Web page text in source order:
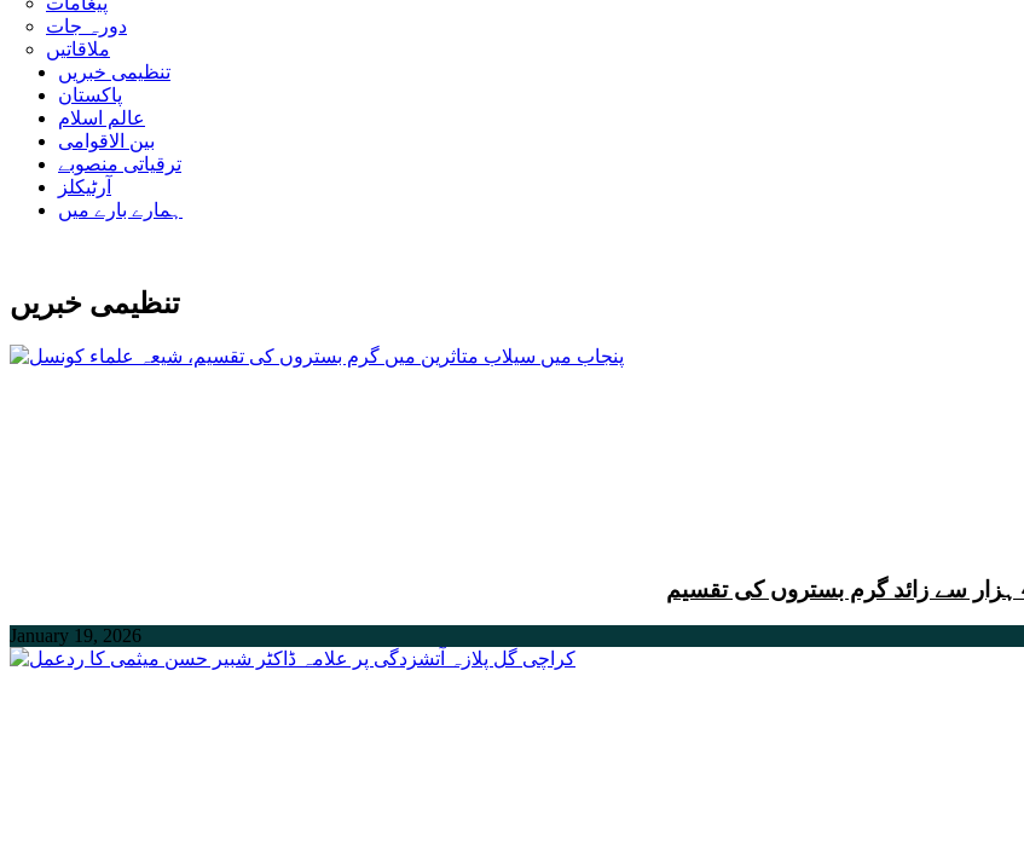
دورہ جات
ملاقاتیں
تنظیمی خبریں
پاکستان
عالم اسلام
بین الاقوامی
ترقیاتی منصوبے
آرٹیکلز
ہمارے بارے میں
تنظیمی خبریں
January 19, 2026